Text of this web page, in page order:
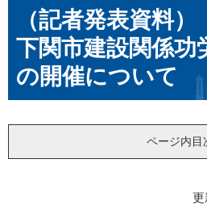
（記者発表資料
下関市建設関係功
の開催について
ページ内目
更